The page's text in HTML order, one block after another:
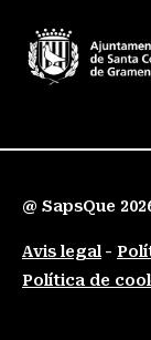
@ SapsQue
Avis legal
Política de